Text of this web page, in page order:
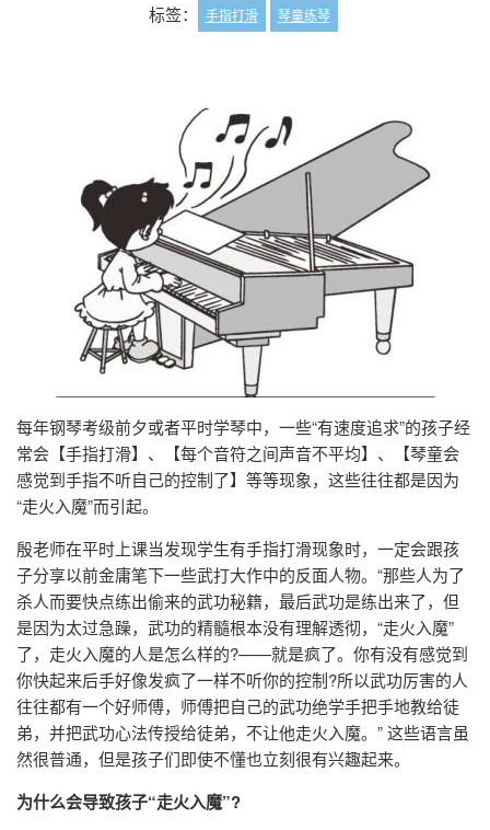
标签： 手指打滑 琴童练琴
每年钢琴考级前夕或者平时学琴中，一些“有速度追求”的孩子经
常会【手指打滑】、【每个音符之间声音不平均】、【琴童会
感觉到手指不听自己的控制了】等等现象，这些往往都是因为
“走火入魔”而引起。
殷老师在平时上课当发现学生有手指打滑现象时，一定会跟孩
子分享以前金庸笔下一些武打大作中的反面人物。“那些人为了
杀人而要快点练出偷来的武功秘籍，最后武功是练出来了，但
是因为太过急躁，武功的精髓根本没有理解透彻，“走火入魔”
了，走火入魔的人是怎么样的?——就是疯了。你有没有感觉到
你快起来后手好像发疯了一样不听你的控制?所以武功厉害的人
往往都有一个好师傅，师傅把自己的武功绝学手把手地教给徒
弟，并把武功心法传授给徒弟，不让他走火入魔。” 这些语言虽
然很普通，但是孩子们即使不懂也立刻很有兴趣起来。
为什么会导致孩子“走火入魔”?